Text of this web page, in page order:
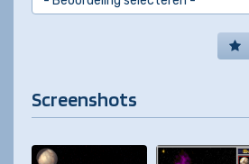
Screenshots